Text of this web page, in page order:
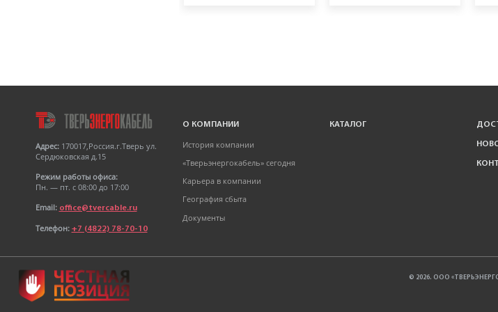
Адрес: 170017,Россия.г.Тверь ул.
Сердюковская д.15
Режим работы офиса:
Пн. — пт. с 08:00 до 17:00
Email: office@tvercable.ru
Телефон: +7 (4822) 78-70-10
О КОМПАНИИ
История компании
«Тверьэнергокабель» сегодня
Карьера в компании
География сбыта
Документы
КАТАЛОГ
© 2026. ООО